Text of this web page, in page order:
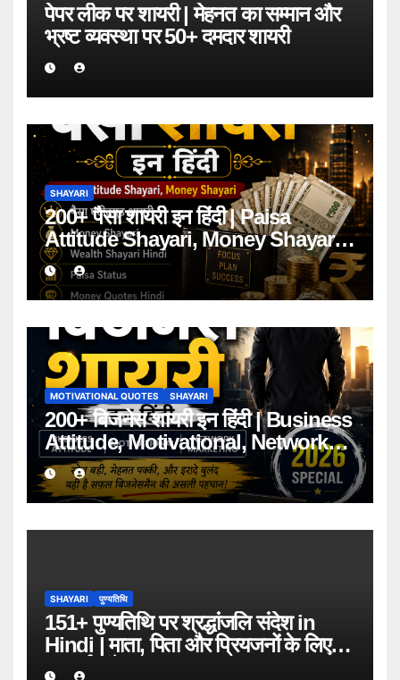
पेपर लीक पर शायरी | मेहनत का सम्मान और
भ्रष्ट व्यवस्था पर 50+ दमदार शायरी
SHAYARI
200+ पैसा शायरी इन हिंदी | Paisa
Attitude Shayari, Money Shayari
2026
MOTIVATIONAL QUOTES SHAYARI
200+ बिजनेस शायरी इन हिंदी | Business
Attitude, Motivational, Network
Marketing Shayari 2026
SHAYARI पुण्यतिथि
151+ पुण्यतिथि पर श्रद्धांजलि संदेश in
Hindi | माता, पिता और प्रियजनों के लिए
भावपूर्ण संदेश